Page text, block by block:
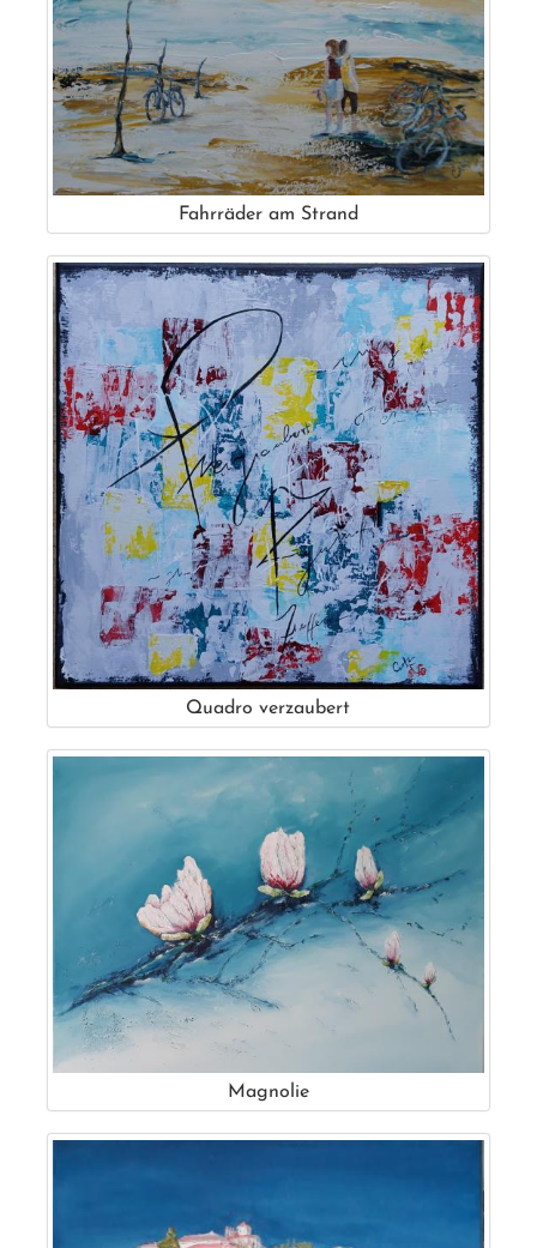
Fahrräder am Strand
Quadro verzaubert
Magnolie